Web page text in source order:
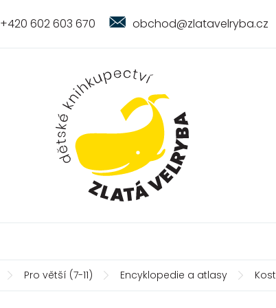
+420 602 603 670 obchod@zlatavelryba.cz
Pro větší (7-11) Encyklopedie a atlasy